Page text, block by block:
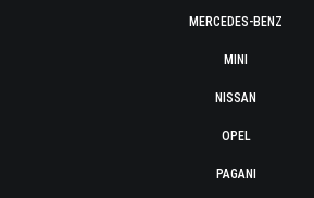
MERCEDES-BENZ
MINI
NISSAN
OPEL
PAGANI